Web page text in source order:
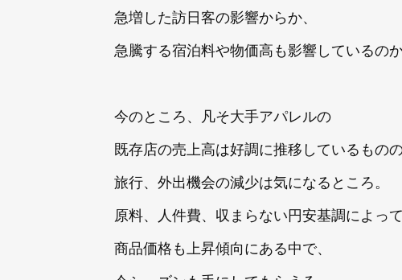
急増した訪日客の影響からか、
急騰する宿泊料や物価高も影響しているのか
今のところ、凡そ大手アパレルの
既存店の売上高は好調に推移しているものの
旅行、外出機会の減少は気になるところ。
原料、人件費、収まらない円安基調によって
商品価格も上昇傾向にある中で、